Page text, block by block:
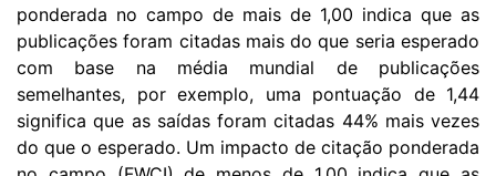
ponderada no campo de mais de 1,00 indica que as
publicações foram citadas mais do que seria esperado
com base na média mundial de publicações
semelhantes, por exemplo, uma pontuação de 1,44
significa que as saídas foram citadas 44% mais vezes
do que o esperado. Um impacto de citação ponderada